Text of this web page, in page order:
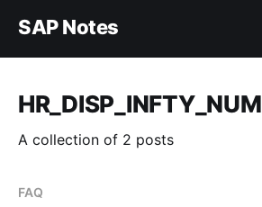
SAP Notes
HR_DISP_INFTY_NUM
A collection of 2 posts
FAQ